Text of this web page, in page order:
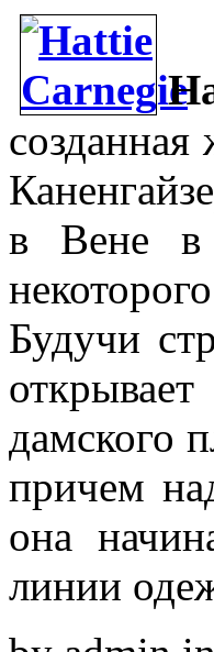
в Вене в
Будучи
дамского
причем
она
линии